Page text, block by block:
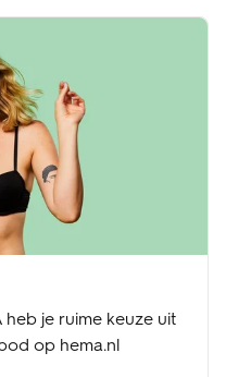
heb je ruime keuze uit
op hema.nl